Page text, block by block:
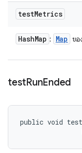
testMetrics
HashMap : Map ขอ
testRunEnded
public void